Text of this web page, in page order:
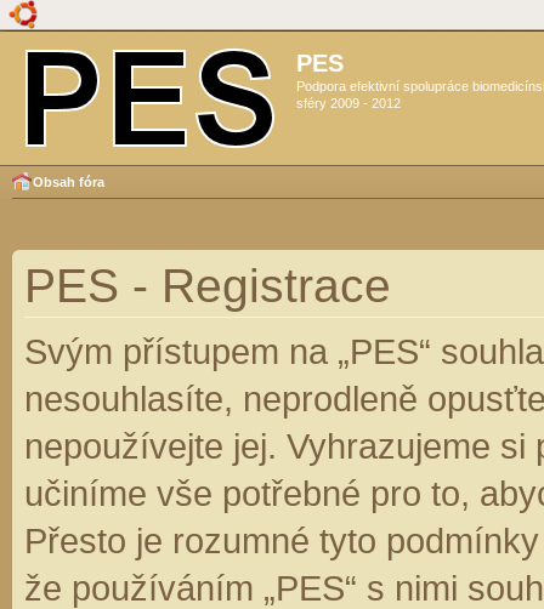
PES
Podpora efektivní spolupráce
sféry 2009 - 2012
Obsah fóra
PES - Registrace
Svým přístupem na „PES“
nesouhlasíte, neprodleně
nepoužívejte jej. Vyhrazujeme
učiníme vše potřebné pro to,
Přesto je rozumné tyto
že používáním „PES“ s nimi